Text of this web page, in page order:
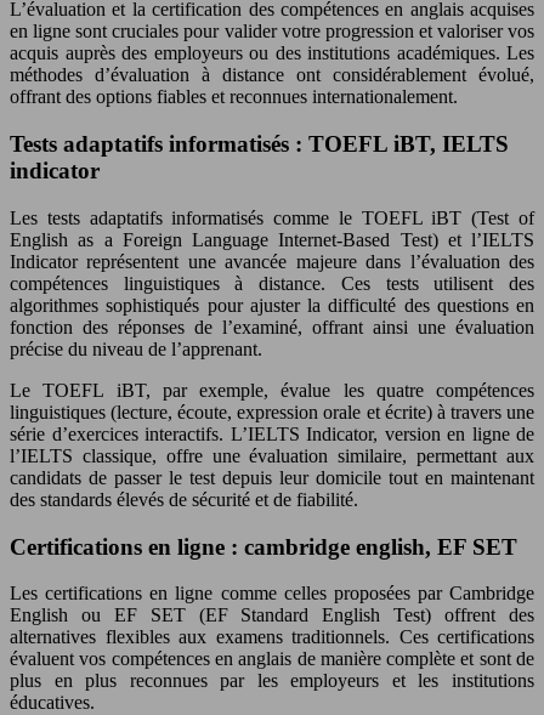
L’évaluation et la certification des compétences en anglais acquises
en ligne sont cruciales pour valider votre progression et valoriser vos
acquis auprès des employeurs ou des institutions académiques. Les
méthodes d’évaluation à distance ont considérablement évolué,
offrant des options fiables et reconnues internationalement.
Tests adaptatifs informatisés : TOEFL iBT, IELTS
indicator
Les tests adaptatifs informatisés comme le TOEFL iBT (Test of
English as a Foreign Language Internet-Based Test) et l’IELTS
Indicator représentent une avancée majeure dans l’évaluation des
compétences linguistiques à distance. Ces tests utilisent des
algorithmes sophistiqués pour ajuster la difficulté des questions en
fonction des réponses de l’examiné, offrant ainsi une évaluation
précise du niveau de l’apprenant.
Le TOEFL iBT, par exemple, évalue les quatre compétences
linguistiques (lecture, écoute, expression orale et écrite) à travers une
série d’exercices interactifs. L’IELTS Indicator, version en ligne de
l’IELTS classique, offre une évaluation similaire, permettant aux
candidats de passer le test depuis leur domicile tout en maintenant
des standards élevés de sécurité et de fiabilité.
Certifications en ligne : cambridge english, EF SET
Les certifications en ligne comme celles proposées par Cambridge
English ou EF SET (EF Standard English Test) offrent des
alternatives flexibles aux examens traditionnels. Ces certifications
évaluent vos compétences en anglais de manière complète et sont de
plus en plus reconnues par les employeurs et les institutions
éducatives.